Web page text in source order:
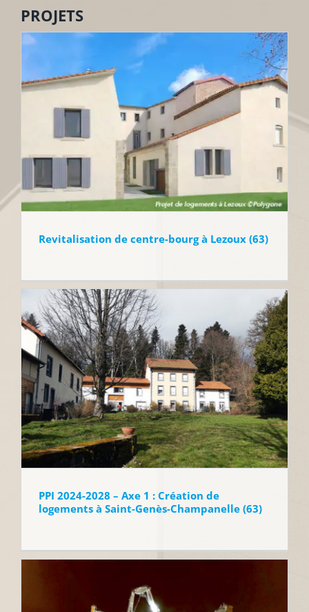
PROJETS
Revitalisation de centre-bourg à Lezoux (63)
PPI 2024-2028 – Axe 1 : Création de
logements à Saint-Genès-Champanelle (63)